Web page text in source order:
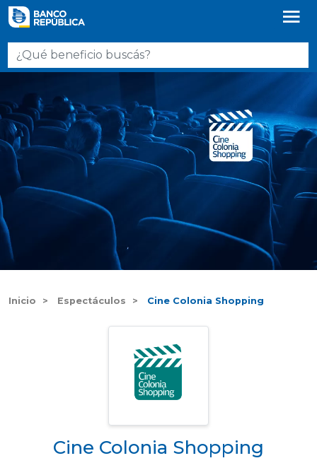
Inicio Espectáculos Cine Colonia Shopping
Cine Colonia Shopping